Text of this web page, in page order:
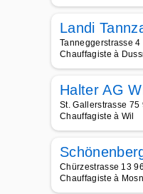
Landi
Tanneggerstrasse
Chauffagiste à
Halter AG
St. Gallerstrasse
Chauffagiste à Wil
Chürzestrasse 13
Chauffagiste à